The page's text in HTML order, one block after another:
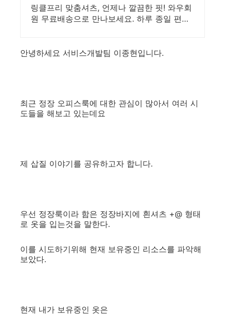
이
링클프리 맞춤셔츠, 언제나 깔끔한 핏! 와우회
원 무료배송으로 만나보세요. 하루 종일 편안
안녕하세요 서비스개발팀 이종현입니다.
최근 정장 오피스룩에 대한 관심이 많아서 여러 시
도들을 해보고 있는데요
제 삽질 이야기를 공유하고자 합니다.
우선 정장룩이라 함은 정장바지에 흰셔츠 +@ 형태
로 옷을 입는것을 말한다.
이를 시도하기위해 현재 보유중인 리소스를 파악해
보았다.
현재 내가 보유중인 옷은